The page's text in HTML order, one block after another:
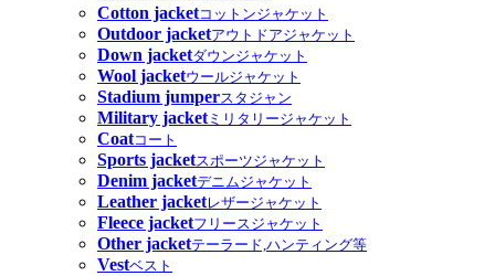
Cotton jacketコットンジャケット
Outdoor jacketアウトドアジャケット
Down jacketダウンジャケット
Wool jacketウールジャケット
Stadium jumperスタジャン
Military jacketミリタリージャケット
Coatコート
Sports jacketスポーツジャケット
Denim jacketデニムジャケット
Leather jacketレザージャケット
Fleece jacketフリースジャケット
Other jacketテーラード,ハンティング等
Vestベスト